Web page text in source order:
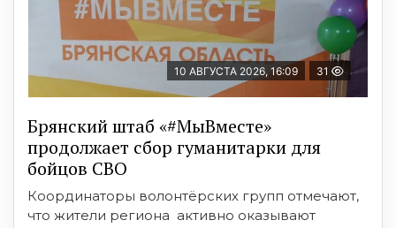
10 АВГУСТА 2026, 16:09 31
Брянский штаб «#МыВместе»
продолжает сбор гуманитарки для
бойцов СВО
Координаторы волонтёрских групп отмечают,
что жители региона активно оказывают